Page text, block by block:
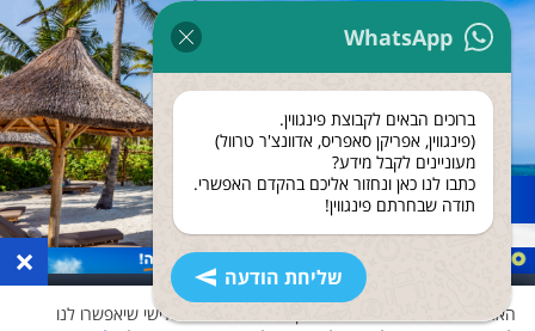
WhatsApp
ברוכים הבאים לקבוצת פינגווין.
(פינגווין, אפריקן סאפריס, אדוונצ'ר טרוול)
מעוניינים לקבל מידע?
כתבו לנו כאן ונחזור אליכם בהקדם האפשרי.
תודה שבחרתם פינגווין!
שליחת הודעה
נופש בזנזיבר
×
האתר שלנו משתמש בעוגיות ואוסף נתונים גם לצד שלישי שיאפשרו לנו